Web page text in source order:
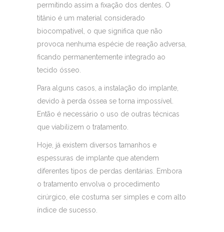
permitindo assim a fixação dos dentes. O
titânio é um material considerado
biocompatível, o que significa que não
provoca nenhuma espécie de reação adversa,
ficando permanentemente integrado ao
tecido ósseo.
Para alguns casos, a instalação do implante,
devido à perda óssea se torna impossível.
Então é necessário o uso de outras técnicas
que viabilizem o tratamento.
Hoje, já existem diversos tamanhos e
espessuras de implante que atendem
diferentes tipos de perdas dentárias. Embora
o tratamento envolva o procedimento
cirúrgico, ele costuma ser simples e com alto
índice de sucesso.